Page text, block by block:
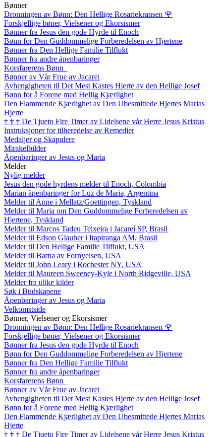
Bønner
Dronningen av Bønn: Den Hellige Rosariekransen 🌹
Forskjellige bøner, Vielsener og Ekorsismer
Bønner fra Jesus den gode Hyrde til Enoch
Bønn for Den Guddommelige Forberedelsen av Hjertene
Bønner fra Den Hellige Familie Tilflukt
Bønner fra andre åpenbaringer
Korsfarerens Bønn
Bønner av Vår Frue av Jacarei
Avhengigheten til Det Mest Kastes Hjerte av den Hellige Josef
Bønn for å Forene med Hellig Kjærlighet
Den Flammende Kjærlighet av Den Ubesmittede Hjertes Marias
Hjerte
† † † De Tjueto Fire Timer av Lidelsene vår Herre Jesus Kristus
Instruksjoner for tilberedelse av Remedier
Medaljer og Skapulere
Mirakelbilder
Åpenbaringer av Jesus og Maria
Melder
Nylig melder
Jesus den gode hyrdens melder til Enoch, Colombia
Marian åpenbaringer for Luz de Maria, Argentina
Melder til Anne i Mellatz/Goettingen, Tyskland
Melder til Maria om Den Guddommelige Forberedelsen av
Hjertene, Tyskland
Melder til Marcos Tadeu Teixeira i Jacareí SP, Brasil
Melder til Edson Glauber i Itapiranga AM, Brasil
Melder til Den Hellige Familie Tilflukt, USA
Melder til Barna av Fornyelsen, USA
Melder til John Leary i Rochester NY, USA
Melder til Maureen Sweeney-Kyle i North Ridgeville, USA
Melder fra ulike kilder
Søk i Budskapene
Åpenbaringer av Jesus og Maria
Velkomstside
Bønner, Vielsener og Ekorsismer
Dronningen av Bønn: Den Hellige Rosariekransen 🌹
Forskjellige bøner, Vielsener og Ekorsismer
Bønner fra Jesus den gode Hyrde til Enoch
Bønn for Den Guddommelige Forberedelsen av Hjertene
Bønner fra Den Hellige Familie Tilflukt
Bønner fra andre åpenbaringer
Korsfarerens Bønn
Bønner av Vår Frue av Jacarei
Avhengigheten til Det Mest Kastes Hjerte av den Hellige Josef
Bønn for å Forene med Hellig Kjærlighet
Den Flammende Kjærlighet av Den Ubesmittede Hjertes Marias
Hjerte
† † † De Tjueto Fire Timer av Lidelsene vår Herre Jesus Kristus